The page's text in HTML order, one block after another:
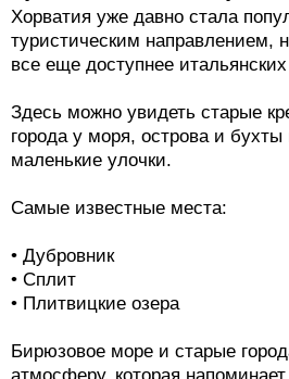
Хорватия уже давно стала
туристическим направлением,
все еще доступнее итальянских
Здесь можно увидеть старые
города у моря, острова и
маленькие улочки.
Самые известные места:
• Дубровник
• Сплит
• Плитвицкие озера
Бирюзовое море и старые
атмосферу, которая